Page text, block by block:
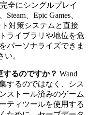
全にシングルプレイ
、Epic Games、
対策システムと直接
ライブラリや地位を危
パーソナライズできま
。
るのですか？ Wand
するのではなく、シス
ストール済みのゲーム
ティツールを使用する